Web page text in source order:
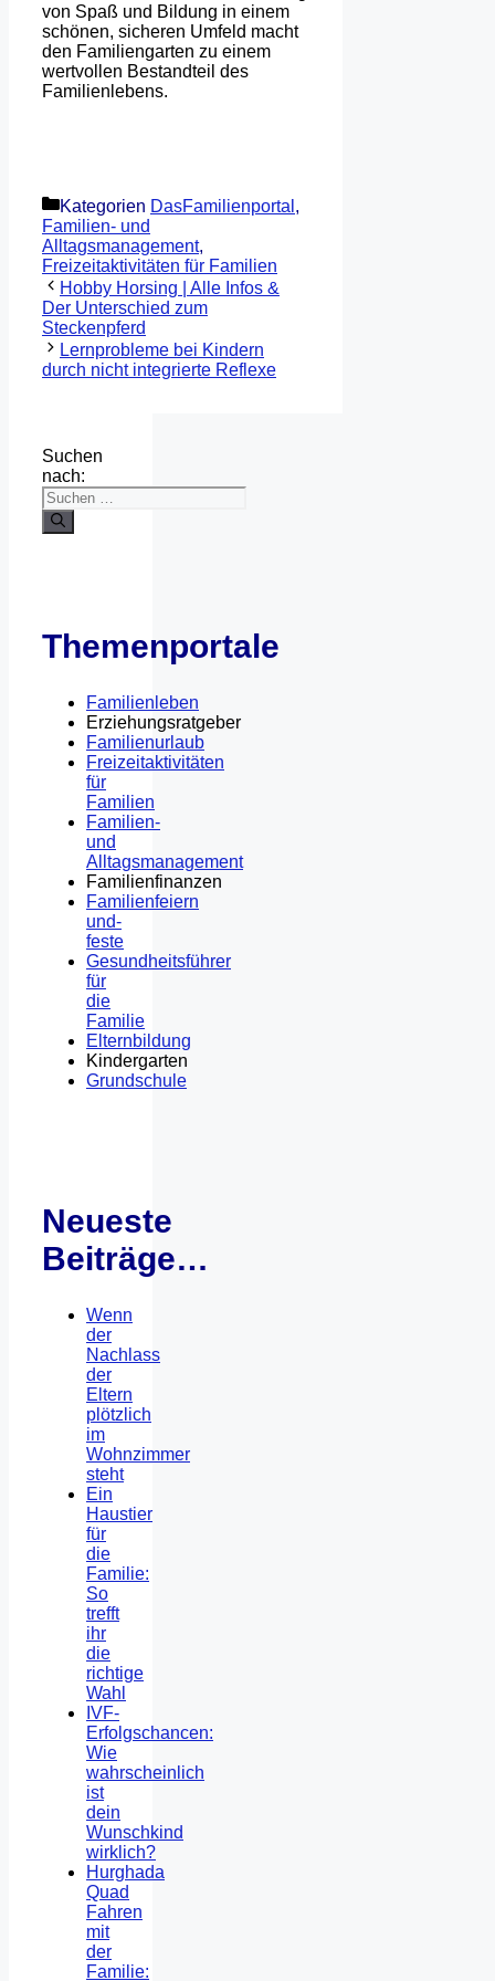
von Spaß und Bildung in einem
schönen, sicheren Umfeld macht
den Familiengarten zu einem
wertvollen Bestandteil des
Familienlebens.
Kategorien DasFamilienportal ,
Familien- und
Alltagsmanagement,
Freizeitaktivitäten für Familien
Hobby Horsing | Alle Infos &
Der Unterschied zum
Steckenpferd
Lernprobleme bei Kindern
durch nicht integrierte Reflexe
Suchen
nach:
Themenportale
Familienleben
Erziehungsratgeber
Familienurlaub
Freizeitaktivitäten
für
Familien
Familien-
und
Alltagsmanagement
Familienfinanzen
Familienfeiern
und-
feste
Gesundheitsführer
für
die
Familie
Elternbildung
Kindergarten
Grundschule
Neueste
Beiträge…
Wenn
der
Nachlass
der
Eltern
plötzlich
im
Wohnzimmer
steht
Ein
Haustier
für
die
Familie:
So
trefft
ihr
die
richtige
Wahl
IVF-
Erfolgschancen:
Wie
wahrscheinlich
ist
dein
Wunschkind
wirklich?
Hurghada
Quad
Fahren
mit
der
Familie: